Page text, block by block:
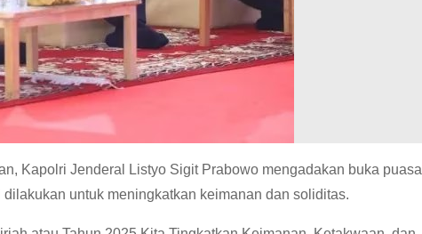
Kapolri Jenderal Listyo Sigit Prabowo mengadakan buka puasa
untuk meningkatkan keimanan dan soliditas.